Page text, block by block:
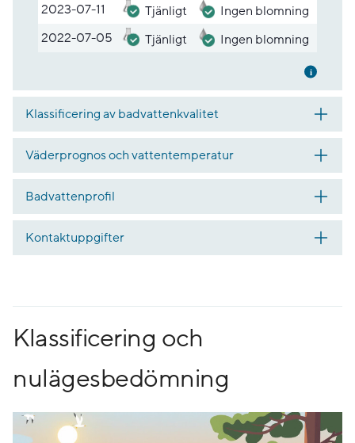
2023-07-11
Tjänligt
Ingen blomning
2022-07-05
Tjänligt Ingen blomning
Mer
Klassificering av badvattenkvalitet
Väderprognos och vattentemperatur
Badvattenprofil
Kontaktuppgifter
Klassificering och
nulägesbedömning